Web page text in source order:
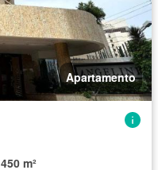
Apartamento
450 m²